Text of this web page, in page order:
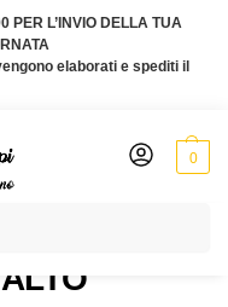
L’INVIO DELLA TUA
elaborati e spediti il
0
valore biologico”